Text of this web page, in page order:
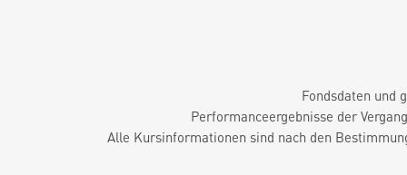
Fondsdaten und
Performanceergebnisse der
Alle Kursinformationen sind nach den